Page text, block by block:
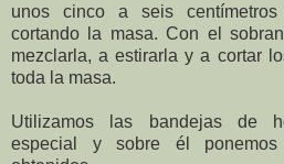
unos cinco a seis
cortando la masa. Con el
mezclarla, a estirarla y a cortar
toda la masa.
Utilizamos las bandejas de
especial y sobre él